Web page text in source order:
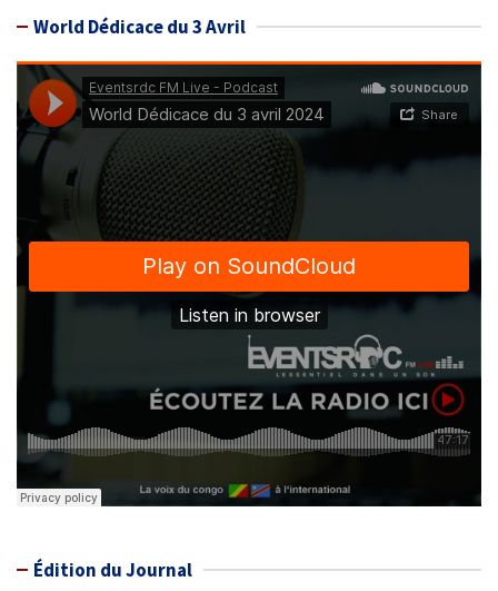
World Dédicace du 3 Avril
Édition du Journal